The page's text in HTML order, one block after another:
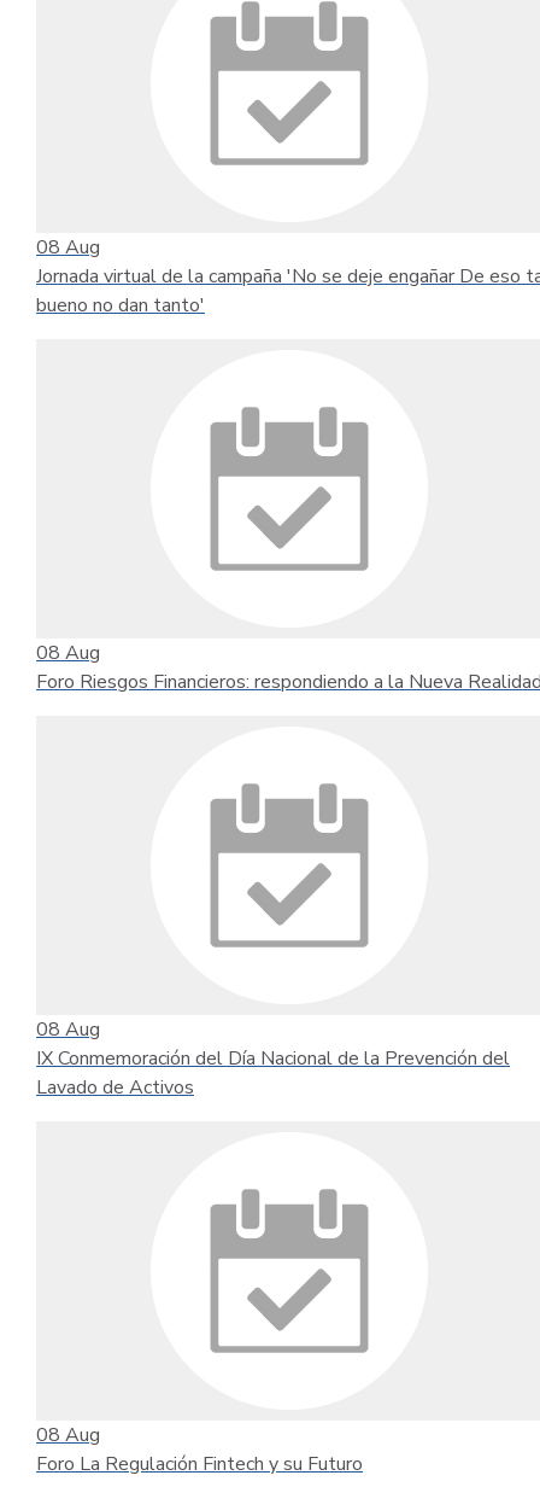
08 Aug
Jornada virtual de la campaña 'No se deje engañar De eso
bueno no dan tanto'
08 Aug
Foro Riesgos Financieros: respondiendo a la Nueva
08 Aug
IX Conmemoración del Día Nacional de la Prevención del
Lavado de Activos
08 Aug
Foro La Regulación Fintech y su Futuro